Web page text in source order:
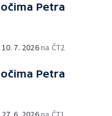
Petra
10. 7. 2026na ČT2
Petra